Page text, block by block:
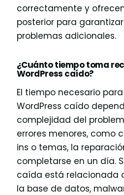
correctamente y
posterior para
problemas adicionales.
¿Cuánto tiempo toma
WordPress caído?
El tiempo necesario
WordPress caído
complejidad del
errores menores, como
ins o temas, la
completarse en un día.
caída está relacionada
la base de datos,